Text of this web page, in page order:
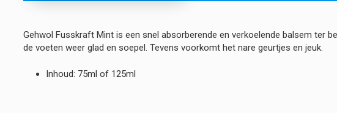
Gehwol Fusskraft Mint is een snel absorberende en verkoelende balsem ter
de voeten weer glad en soepel. Tevens voorkomt het nare geurtjes en jeuk.
Inhoud: 75ml of 125ml